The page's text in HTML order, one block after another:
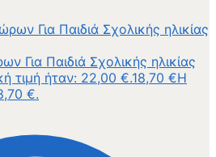
Για Παιδιά Σχολικής ηλικίας
τιμή ήταν: 22,00 €.18,70 €Η
€.